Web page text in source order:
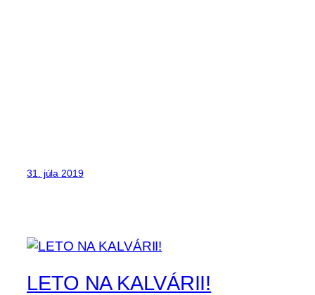
31. júla 2019
LETO NA KALVÁRII!